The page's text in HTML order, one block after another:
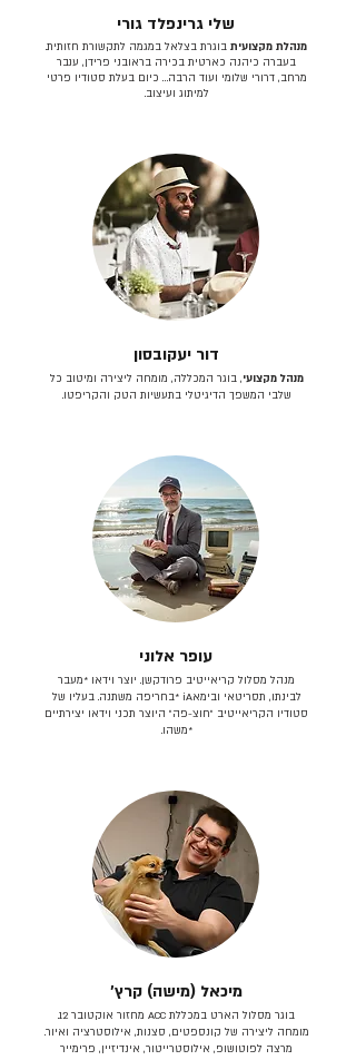
שלי גרינפלד גורי
מנהלת מקצועית בוגרת בצלאל במגמה לתקשורת חזותית.
בעברה כיהנה כארטית בכירה בראובני פרידן, ענבר
מרחב, דרורי שלומי ועוד הרבה… כיום בעלת סטודיו פרטי
למיתוג ועיצוב.
דור יעקובסון
מנהל מקצועי, בוגר המכללה, מומחה ליצירה ומיטוב כל
שלבי המשפך הדיגיטלי בתעשיות הטק והקריפטו.
עופר אלוני
מנהל מסלול קריאייטיב פרודקשן. יוצר וידאו *מעבר
לבינתו, תסריטאי וב​ימאiA‎ *בחריפה משתנה. בעליו של
סטודיו הקריאייטיב ״חוצ-פה״ היוצר תכני וידאו יצירתיים
*משהו.
מיכאל (מישה) קרץ׳
בוגר מסלול הארט במכללת ACC מחזור אוקטובר 12.
מומחה ליצירה של קונספטים, סצנות, אילוסטרציה ואיור.
מרצה לפוטושופ, אילוסטרייטור, אינדיזיין, פרימייר